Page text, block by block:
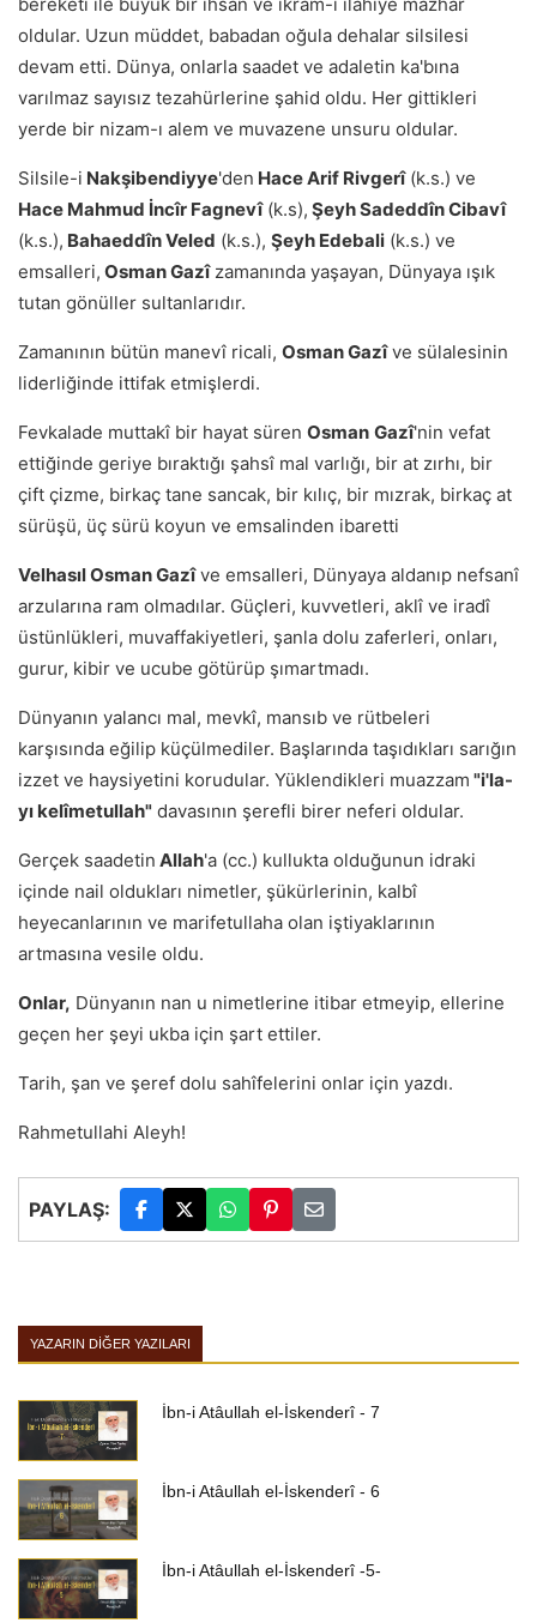
oldular. Uzun müddet, babadan oğula dehalar silsilesi
devam etti. Dünya, onlarla saadet ve adaletin ka'bına
varılmaz sayısız tezahürlerine şahid oldu. Her gittikleri
yerde bir nizam-ı alem ve muvazene unsuru oldular.
Silsile-i Nakşibendiyye'den Hace Arif Rivgerî(k.s.) ve
Hace Mahmud İncîr Fagnevî(k.s), Şeyh Sadeddîn Cibavî
(k.s.), Bahaeddîn Veled (k.s.), Şeyh Edebali (k.s.) ve
emsalleri, Osman Gazîzamanında yaşayan, Dünyaya ışık
tutan gönüller sultanlarıdır.
Zamanının bütün manevî ricali, Osman Gazîve sülalesinin
liderliğinde ittifak etmişlerdi.
Fevkalade muttakî bir hayat süren Osman Gazî'nin vefat
ettiğinde geriye bıraktığı şahsî mal varlığı, bir at zırhı, bir
çift çizme, birkaç tane sancak, bir kılıç, bir mızrak, birkaç at
sürüşü, üç sürü koyun ve emsalinden ibaretti
Velhasıl Osman Gazîve emsalleri, Dünyaya aldanıp nefsanî
arzularına ram olmadılar. Güçleri, kuvvetleri, aklî ve iradî
üstünlükleri, muvaffakiyetleri, şanla dolu zaferleri, onları,
gurur, kibir ve ucube götürüp şımartmadı.
Dünyanın yalancı mal, mevkî, mansıb ve rütbeleri
karşısında eğilip küçülmediler. Başlarında taşıdıkları sarığın
izzet ve haysiyetini korudular. Yüklendikleri muazzam "i'la-
yı kelîmetullah" davasının şerefli birer neferi oldular.
Gerçek saadetin Allah'a (cc.) kullukta olduğunun idraki
içinde nail oldukları nimetler, şükürlerinin, kalbî
heyecanlarının ve marifetullaha olan iştiyaklarının
artmasına vesile oldu.
Onlar, Dünyanın nan u nimetlerine itibar etmeyip, ellerine
geçen her şeyi ukba için şart ettiler.
Tarih, şan ve şeref dolu sahîfelerini onlar için yazdı.
Rahmetullahi Aleyh!
PAYLAŞ:
YAZARIN DIĞER YAZILARI
İbn-i Atâullah el-İskenderî - 7
İbn-i Atâullah el-İskenderî - 6
İbn-i Atâullah el-İskenderî -5-